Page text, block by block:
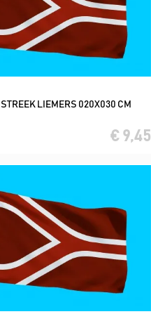
In winkelwagen
LIEMERS 020X030 CM
€ 9,45